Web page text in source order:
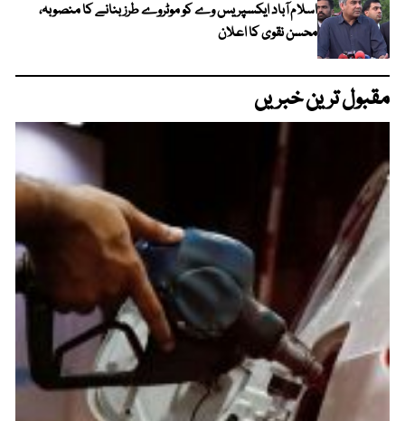
اسلام آباد ایکسپریس وے کو موٹروے طرز بنانے کا منصوبہ،
محسن نقوی کا اعلان
مقبول ترین خبریں